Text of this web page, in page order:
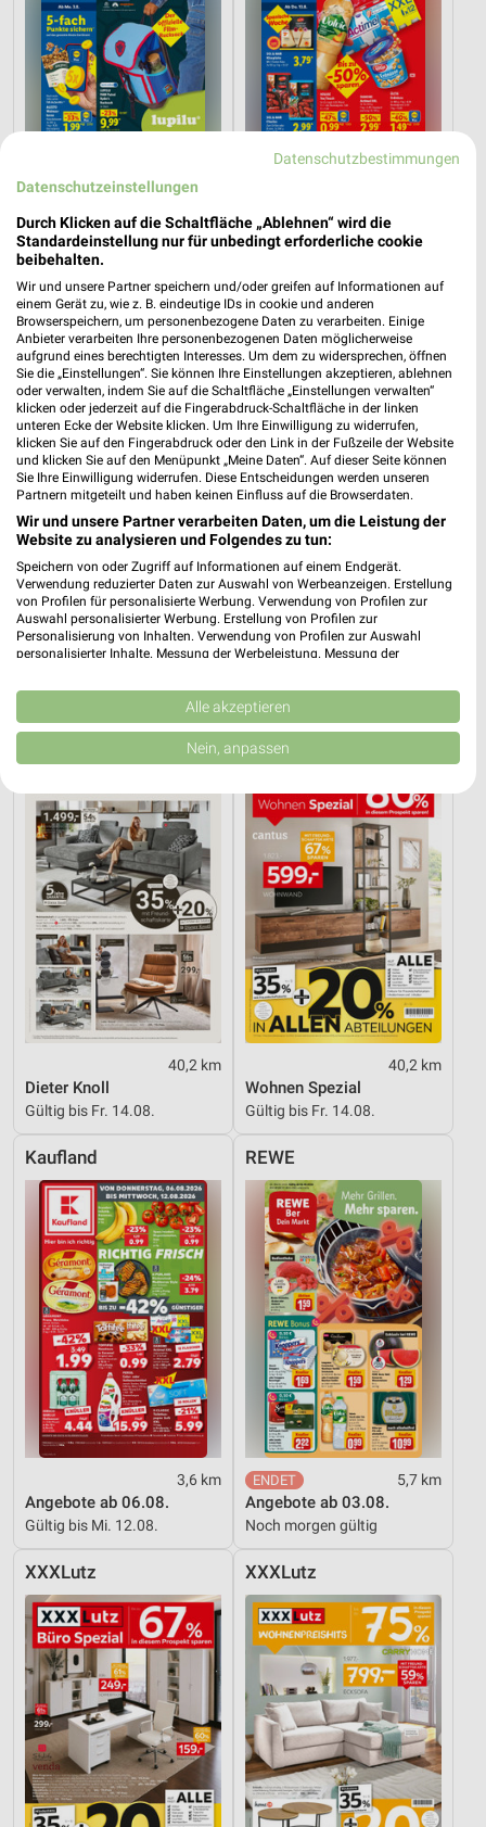
5,3 km
Angebote ab 03.08.
Noch morgen gültig
5,3 km
Gültig ab Mo. 10.08.
PENNY
5,7 km
Noch morgen gültig
toom Baumarkt
5,8 km
Noch heute gültig
40,2 km
Dieter Knoll
Gültig bis Fr. 14.08.
XXXLutz
40,2 km
Wohnen Spezial
Gültig bis Fr. 14.08.
Kaufland
3,6 km
Angebote ab 06.08.
Gültig bis Mi. 12.08.
REWE
5,7 km
Angebote ab 03.08.
Noch morgen gültig
XXXLutz XXXLutz
Datenschutzbestimmungen
Datenschutzeinstellungen
Durch Klicken auf die Schaltfläche „Ablehnen“ wird die
Standardeinstellung nur für unbedingt erforderliche cookie
beibehalten.
Wir und unsere Partner speichern und/oder greifen auf Informationen auf
einem Gerät zu, wie z. B. eindeutige IDs in cookie und anderen
Browserspeichern, um personenbezogene Daten zu verarbeiten. Einige
Anbieter verarbeiten Ihre personenbezogenen Daten möglicherweise
aufgrund eines berechtigten Interesses. Um dem zu widersprechen, öffnen
Sie die „Einstellungen“. Sie können Ihre Einstellungen akzeptieren, ablehnen
oder verwalten, indem Sie auf die Schaltfläche „Einstellungen verwalten“
klicken oder jederzeit auf die Fingerabdruck-Schaltfläche in der linken
unteren Ecke der Website klicken. Um Ihre Einwilligung zu widerrufen,
klicken Sie auf den Fingerabdruck oder den Link in der Fußzeile der Website
und klicken Sie auf den Menüpunkt „Meine Daten“. Auf dieser Seite können
Sie Ihre Einwilligung widerrufen. Diese Entscheidungen werden unseren
Partnern mitgeteilt und haben keinen Einfluss auf die Browserdaten.
Wir und unsere Partner verarbeiten Daten, um die Leistung der
Website zu analysieren und Folgendes zu tun:
Speichern von oder Zugriff auf Informationen auf einem Endgerät.
Verwendung reduzierter Daten zur Auswahl von Werbeanzeigen. Erstellung
von Profilen für personalisierte Werbung. Verwendung von Profilen zur
Auswahl personalisierter Werbung. Erstellung von Profilen zur
Personalisierung von Inhalten. Verwendung von Profilen zur Auswahl
personalisierter Inhalte. Messung der Werbeleistung. Messung der
Kombinationen von Daten aus verschiedenen Quellen. Entwicklung und
Verbesserung der Angebote. Verwendung reduzierter Daten zur Auswahl
von Inhalten.
Daten können außerhalb der Europäischen Union weitergegeben und in die
Website/App.
Partnerliste anzeigen (1 IAB-Anbieter)
Wir nutzen Ihre Daten für folgende Zwecke:
IAB-Verarbeitungszwecke:
Speichern von oder Zugriff auf Informationen
auf einem Endgerät
Verwendung reduzierter Daten zur Auswahl von
Werbeanzeigen
Erstellung von Profilen für personalisierte
Verwendung von Profilen zur Auswahl
personalisierter Werbung
Erstellung von Profilen zur Personalisierung
von Inhalten
Verwendung von Profilen zur Auswahl
personalisierter Inhalte
Messung der Werbeleistung
Messung der Performance von Inhalten
Analyse von Zielgruppen durch Statistiken oder
Kombinationen von Daten aus verschiedenen
Quellen
Entwicklung und Verbesserung der Angebote
Verwendung reduzierter Daten zur Auswahl von
Inhalten
Verwendung genauer Standortdaten
Geräte anhand von aktiv angeforderten
Informationen identifizieren
Nicht-IAB-Verarbeitungszwecke:
Notwendig
Performance
Funktional
Alle akzeptieren
Nein, anpassen